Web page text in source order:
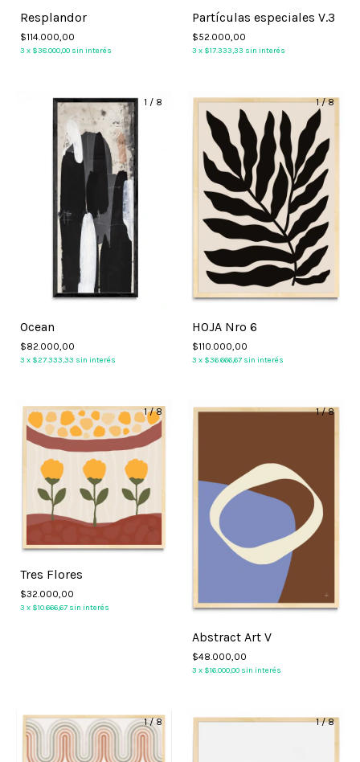
Resplandor
$114.000,00
3 x $38.000,00 sin interés
Partículas especiales V.3
$52.000,00
3 x $17.333,33 sin interés
1 / 8
Ocean
$82.000,00
3 x $27.333,33 sin interés
1/8
HOJA Nro 6
$110.000,00
3 x $36.666,67 sin interés
1/8
Tres Flores
$32.000,00
3 x $10.666,67 sin interés
1/8
Abstract Art V
$48.000,00
3 x $16.000,00 sin interés
1/8 1/8